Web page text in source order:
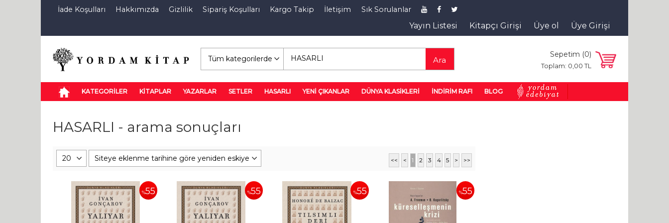
İade Koşulları Hakkımızda Gizlilik Sipariş Koşulları Kargo Takip İletişim Sık Sorulanlar
Yayın Listesi Kitapçı Girişi Üye ol Üye Girişi
Ara
Sepetim (0)
Toplam: 0,00 TL
KATEGORİLER KİTAPLAR YAZARLAR SETLER HASARLI YENİ ÇIKANLAR DÜNYA KLASİKLERİ İNDİRİM RAFI BLOG
HASARLI - arama sonuçları
<< < 1 2 3 4 5 > >>
%55 %55 %55 %55